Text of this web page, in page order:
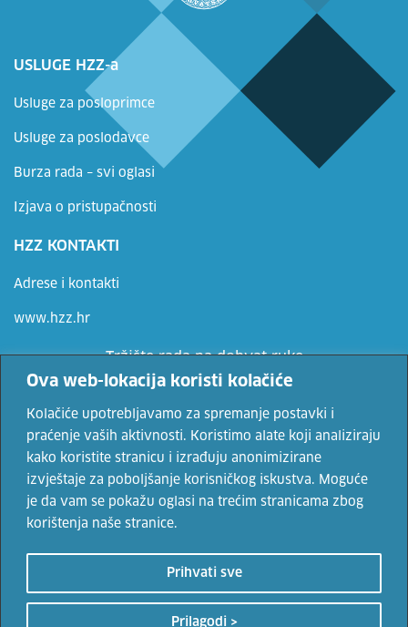
Ova web-lokacija koristi kolačiće
Kolačiće upotrebljavamo za spremanje postavki i
praćenje vaših aktivnosti. Koristimo alate koji analiziraju
kako koristite stranicu i izrađuju anonimizirane
izvještaje za poboljšanje korisničkog iskustva. Moguće
je da vam se pokažu oglasi na trećim stranicama zbog
korištenja naše stranice.
Prilagodi >
Prihvati sve
USLUGE HZZ-a
Usluge za posloprimce
Usluge za poslodavce
Burza rada – svi oglasi
Izjava o pristupačnosti
HZZ KONTAKTI
Adrese i kontakti
www.hzz.hr
Tržište rada na dohvat ruke
Ne propusti priliku, prijavi se
privatnosti.